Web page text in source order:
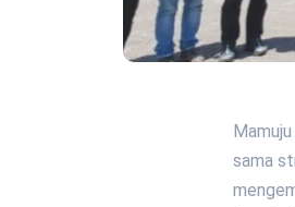
sama